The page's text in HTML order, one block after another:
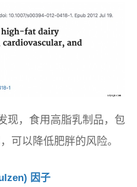
现，食用高脂乳制品，包
可以降低肥胖的风险。
因子